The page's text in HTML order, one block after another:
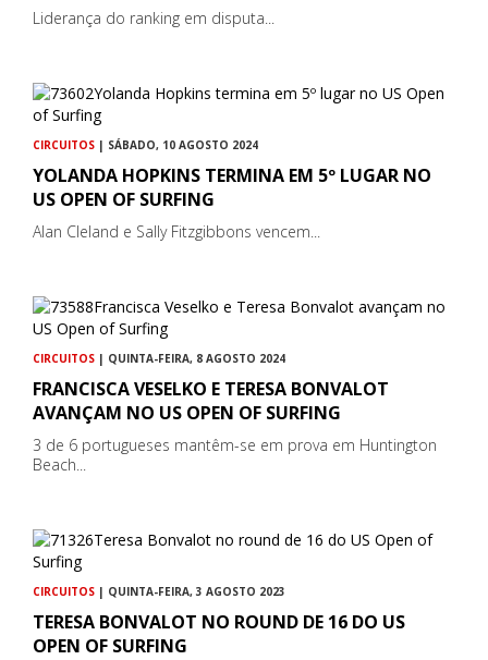
Liderança do ranking em disputa...
CIRCUITOS | SÁBADO, 10 AGOSTO 2024
YOLANDA HOPKINS TERMINA EM 5º LUGAR NO
US OPEN OF SURFING
Alan Cleland e Sally Fitzgibbons vencem...
CIRCUITOS | QUINTA-FEIRA, 8 AGOSTO 2024
FRANCISCA VESELKO E TERESA BONVALOT
AVANÇAM NO US OPEN OF SURFING
3 de 6 portugueses mantêm-se em prova em Huntington
Beach...
CIRCUITOS | QUINTA-FEIRA, 3 AGOSTO 2023
TERESA BONVALOT NO ROUND DE 16 DO US
OPEN OF SURFING